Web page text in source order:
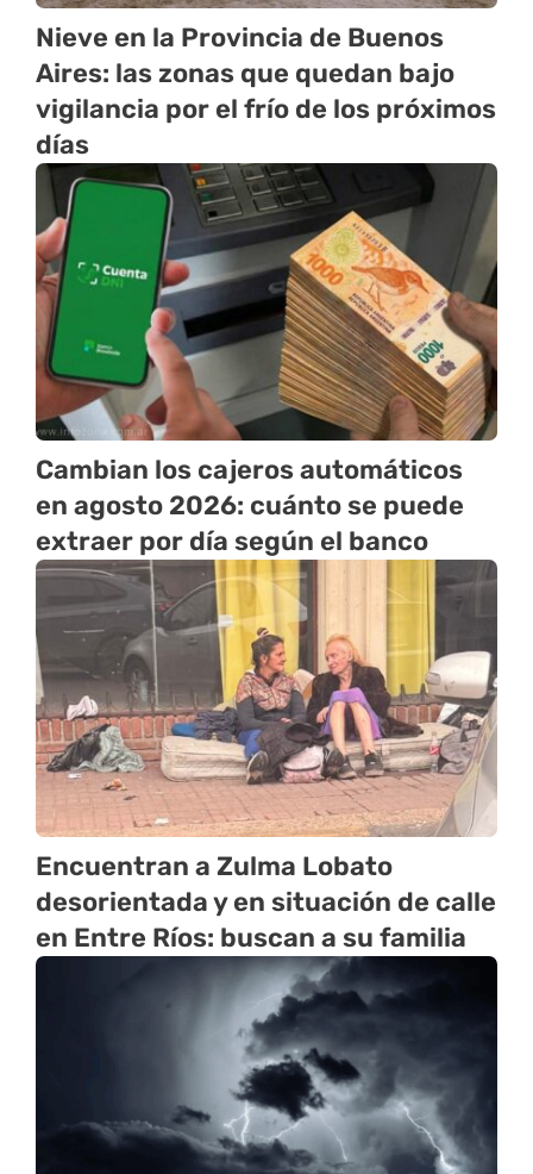
Nieve en la Provincia de Buenos
Aires: las zonas que quedan bajo
vigilancia por el frío de los próximos
días
Cambian los cajeros automáticos
en agosto 2026: cuánto se puede
extraer por día según el banco
Encuentran a Zulma Lobato
desorientada y en situación de calle
en Entre Ríos: buscan a su familia